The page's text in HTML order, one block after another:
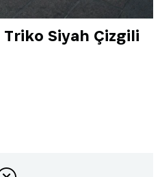
Triko Siyah Çizgili